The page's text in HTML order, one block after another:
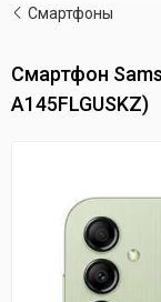
Cмартфоны
Смартфон
A145FLGUSKZ)